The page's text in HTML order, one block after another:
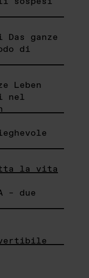
ganze
di
Leben
nel
la vita
– due